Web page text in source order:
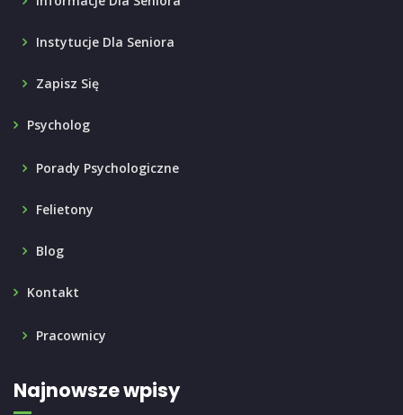
Instytucje Dla Seniora
Zapisz Się
Psycholog
Porady Psychologiczne
Felietony
Blog
Kontakt
Pracownicy
Najnowsze wpisy